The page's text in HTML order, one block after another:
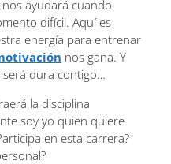
ayudará cuando
difícil. Aquí es
energía para entrenar
nos gana. Y
dura contigo…
la disciplina
soy yo quien quiere
en esta carrera?